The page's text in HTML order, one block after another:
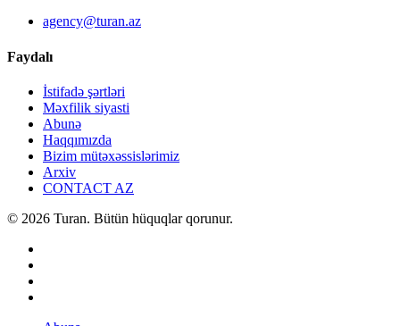
agency@turan.az
Faydalı
İstifadə şərtləri
Məxfilik siyasti
Abunə
Haqqımızda
Bizim mütəxəssislərimiz
Arxiv
CONTACT AZ
© 2026 Turan. Bütün hüquqlar qorunur.